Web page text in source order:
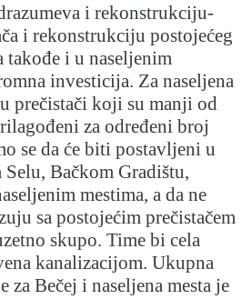
i rekonstrukciju-
i rekonstrukciju postojećeg
takođe i u naseljenim
investicija. Za naseljena
prečistači koji su manji od
za određeni broj
se da će biti postavljeni u
Bačkom Gradištu,
mestima, a da ne
sa postojećim prečistačem
skupo. Time bi cela
kanalizacijom. Ukupna
za Bečej i naseljena mesta je